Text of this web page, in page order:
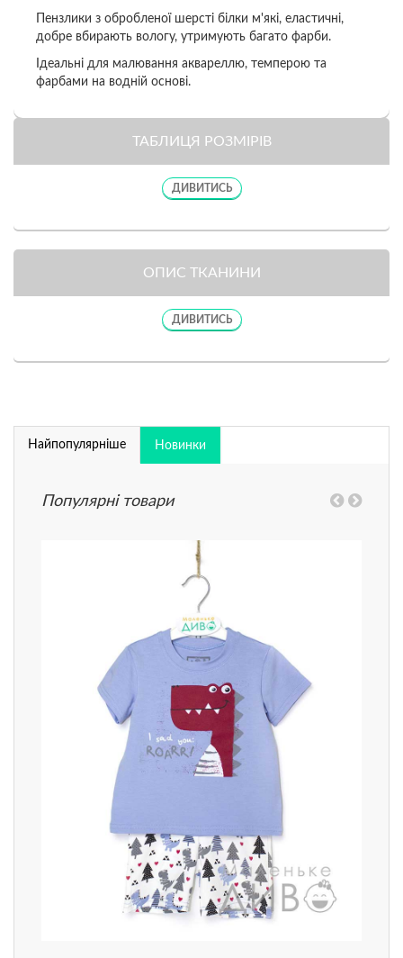
Пензлики з обробленої шерсті білки м'які, еластичні,
добре вбирають вологу, утримують багато фарби.
Ідеальні для малювання аквареллю, темперою та
фарбами на водній основі.
ТАБЛИЦЯ РОЗМІРІВ
ДИВИТИСЬ
ОПИС ТКАНИНИ
ДИВИТИСЬ
Найпопулярніше Новинки
Популярні товари